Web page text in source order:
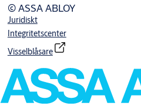
© ASSA ABLOY
Juridiskt
Integritetscenter
Visselblåsare